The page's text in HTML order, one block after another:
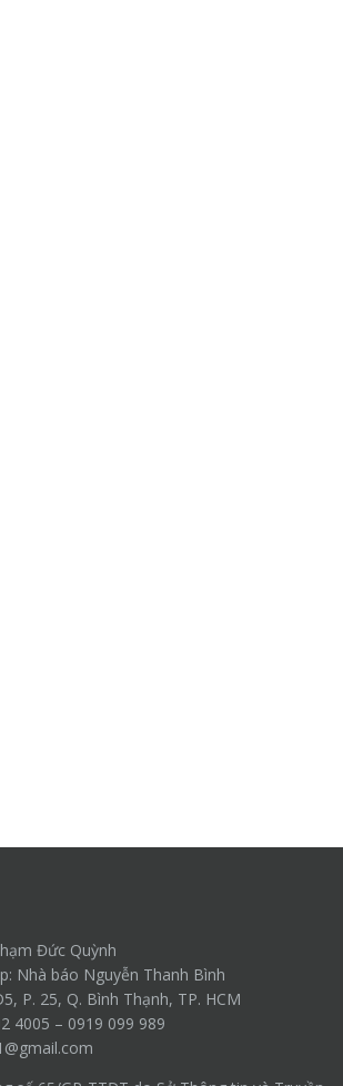
Đức Quỳnh
Nhà báo Nguyễn Thanh Bình
P. 25, Q. Bình Thạnh, TP. HCM
4005 – 0919 099 989